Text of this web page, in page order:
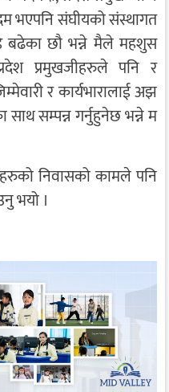
भएपनि संघीयको संस्थागत
बढेका छौ भन्ने मैले महशुस
प्रमुखजीहरुले पनि र
र कार्यभारालाई अझ
सम्पन्न गर्नुहुनेछ भन्ने म
निवासको कामले पनि
भयो ।